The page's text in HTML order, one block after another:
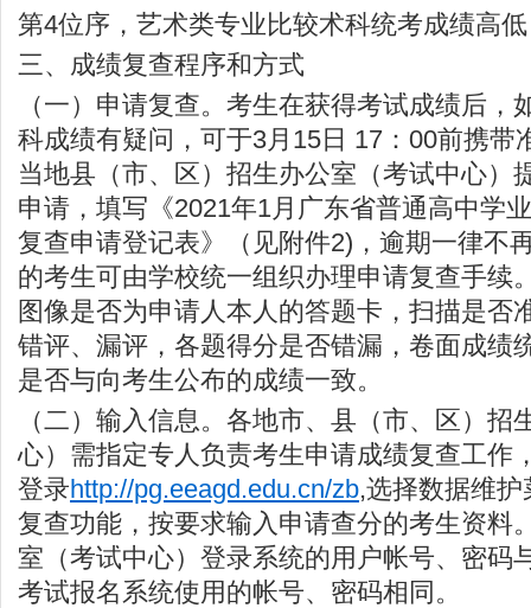
第4位序，艺术类专业比较术科统考成绩高
三、成绩复查程序和方式
（一）申请复查。考生在获得考试成绩后，
科成绩有疑问，可于3月15日 17：00前携带
当地县（市、区）招生办公室（考试中心）
申请，填写《2021年1月广东省普通高中学
复查申请登记表》（见附件2)，逾期一律不
的考生可由学校统一组织办理申请复查手续
图像是否为申请人本人的答题卡，扫描是否
错评、漏评，各题得分是否错漏，卷面成绩
是否与向考生公布的成绩一致。
（二）输入信息。各地市、县（市、区）招
心）需指定专人负责考生申请成绩复查工作
登录http://pg.eeagd.edu.cn/zb,选择数据维
复查功能，按要求输入申请查分的考生资料
室（考试中心）登录系统的用户帐号、密码
考试报名系统使用的帐号、密码相同。